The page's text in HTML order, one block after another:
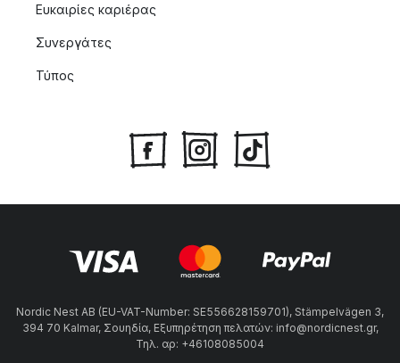
Ευκαιρίες καριέρας
Συνεργάτες
Τύπος
Nordic Nest AB (EU-VAT-Number: SE556628159701), Stämpelvägen 3,
394 70 Kalmar, Σουηδία, Εξυπηρέτηση πελατών: info@nordicnest.gr,
Τηλ. αρ: +46108085004